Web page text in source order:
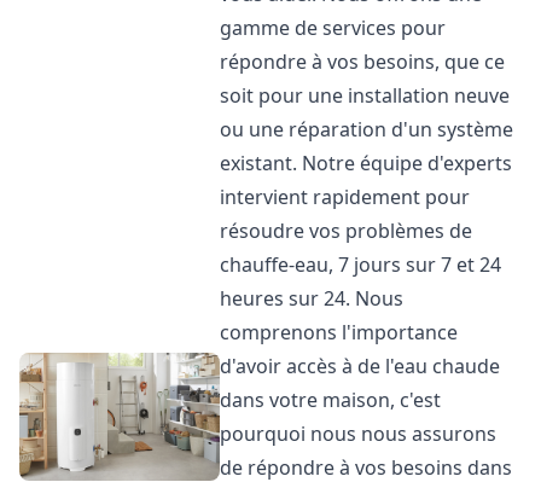
gamme de services pour
répondre à vos besoins, que ce
soit pour une installation neuve
ou une réparation d'un système
existant. Notre équipe d'experts
intervient rapidement pour
résoudre vos problèmes de
chauffe-eau, 7 jours sur 7 et 24
heures sur 24. Nous
comprenons l'importance
d'avoir accès à de l'eau chaude
dans votre maison, c'est
pourquoi nous nous assurons
de répondre à vos besoins dans